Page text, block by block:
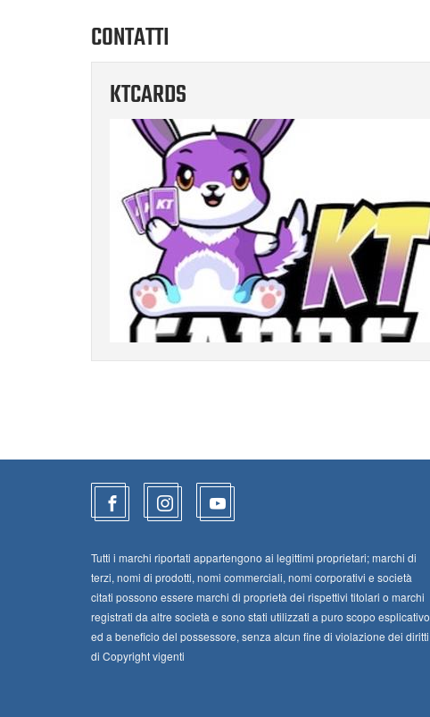
CONTATTI
KTCARDS
Tutti i marchi riportati appartengono ai legittimi proprietari; marchi di
terzi, nomi di prodotti, nomi commerciali, nomi corporativi e società
citati possono essere marchi di proprietà dei rispettivi titolari o marchi
registrati da altre società e sono stati utilizzati a puro scopo esplicativo
ed a beneficio del possessore, senza alcun fine di violazione dei diritti
di Copyright vigenti